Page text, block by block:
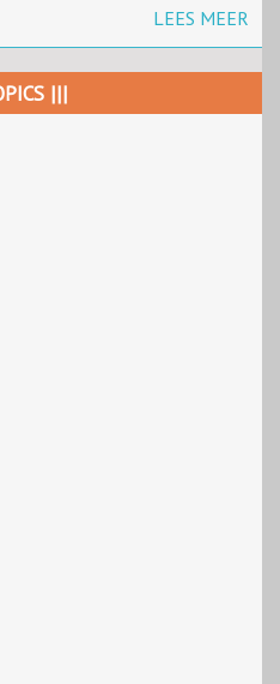
LEES MEER
|||